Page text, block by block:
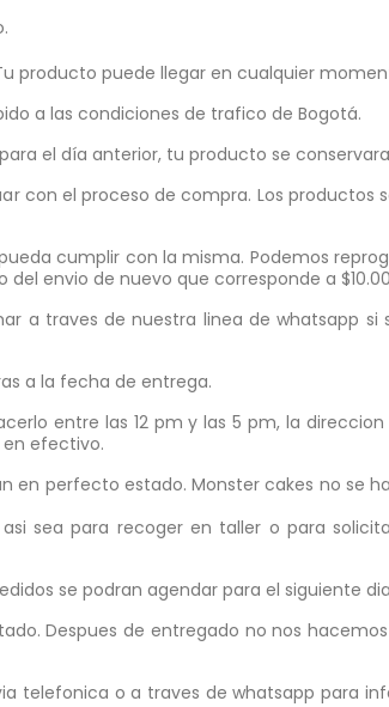
producto puede llegar en cualquier
a las condiciones de trafico de Bogotá.
el día anterior, tu producto se
con el proceso de compra. Los productos
cumplir con la misma. Podemos
envio de nuevo que corresponde a
a traves de nuestra linea de whatsapp
a la fecha de entrega.
entre las 12 pm y las 5 pm, la
efectivo.
perfecto estado. Monster cakes no se
sea para recoger en taller o para
se podran agendar para el siguiente
Despues de entregado no nos
telefonica o a traves de whatsapp para